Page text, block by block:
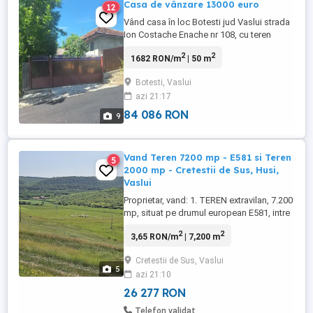
9
12 Casa de vânzare 13000 euro
Vând casa în loc Botesti jud Vaslui strada
Ion Costache Enache nr 108, cu teren
de apa canalizarea la poartă, o mica
1682 RON/m2| 50 m2
Botesti, Vaslui
azi 21:17
84 086 RON
5
5
Vand Teren 7200 mp - E581 si Teren
2000 mp - Cretestii de Sus, Husi,
Vaslui
Proprietar, vand: 1. TEREN extravilan, 7.200
mp, situat pe drumul european E581, intre
- Terenul nu a fost exploatat agricol pana
efectuate, stalpi de curent electric la
limita. Ideal pentru: - Zootehnie ( pasunat
...
3,65 RON/m2| 7,200 m2
Cretestii de Sus, Vaslui
azi 21:10
26 277 RON
Telefon validat